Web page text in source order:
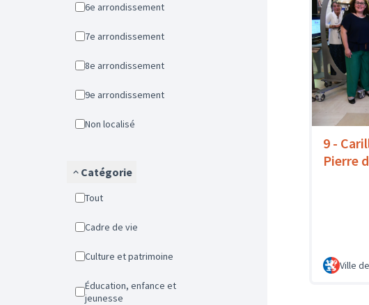
6e arrondissement
7e arrondissement
8e arrondissement
9e arrondissement
Non localisé
Catégorie
Tout
Cadre de vie
Culture et patrimoine
Éducation, enfance et
jeunesse
9 -
Pierre
Ville